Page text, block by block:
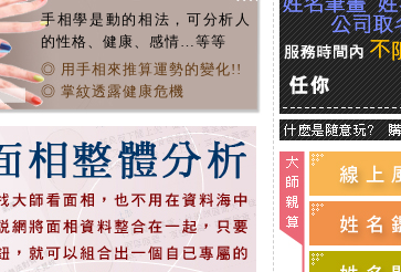
手相學是動的相法，可分析人
的性格、健康、感情…等等
◎ 用手相來推算運勢的變化!!
◎ 掌紋透露健康危機